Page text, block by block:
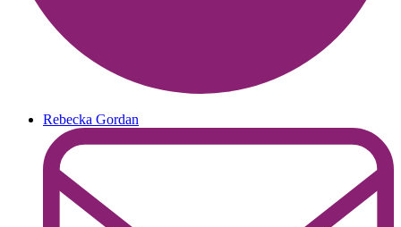
Rebecka Gordan